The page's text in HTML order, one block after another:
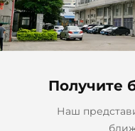
Получите
Наш